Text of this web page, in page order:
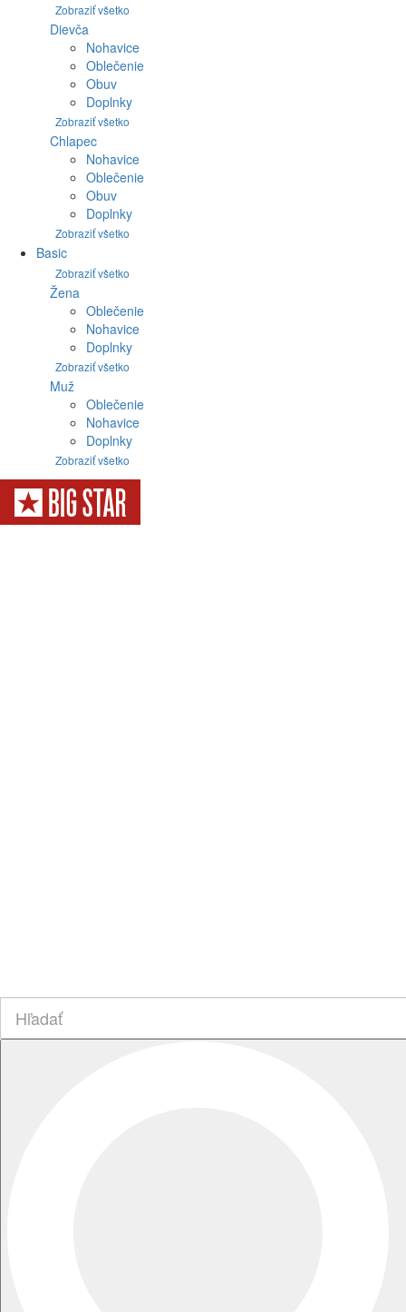
Zobraziť všetko
Dievča
Nohavice
Oblečenie
Obuv
Doplnky
Zobraziť všetko
Chlapec
Nohavice
Oblečenie
Obuv
Doplnky
Zobraziť všetko
Basic
Zobraziť všetko
Žena
Oblečenie
Nohavice
Doplnky
Zobraziť všetko
Muž
Oblečenie
Nohavice
Doplnky
Zobraziť všetko